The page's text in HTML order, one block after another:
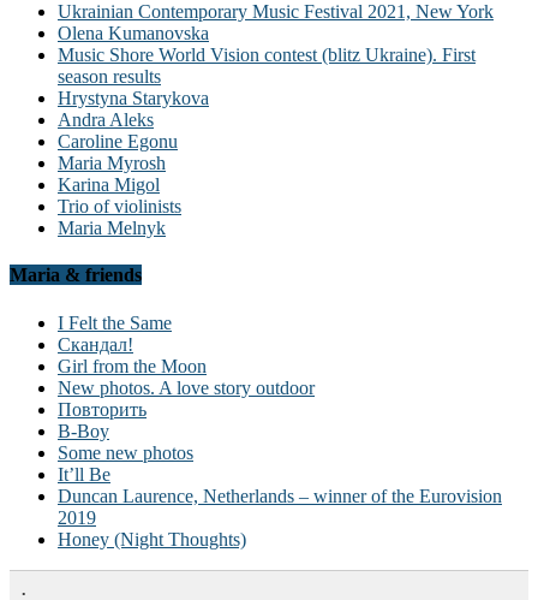
Ukrainian Contemporary Music Festival 2021, New York
Olena Kumanovska
Music Shore World Vision contest (blitz Ukraine). First
season results
Hrystyna Starykova
Andra Aleks
Caroline Egonu
Maria Myrosh
Karina Migol
Trio of violinists
Maria Melnyk
Maria & friends
I Felt the Same
Скандал!
Girl from the Moon
New photos. A love story outdoor
Повторить
B-Boy
Some new photos
It’ll Be
Duncan Laurence, Netherlands – winner of the Eurovision
2019
Honey (Night Thoughts)
.